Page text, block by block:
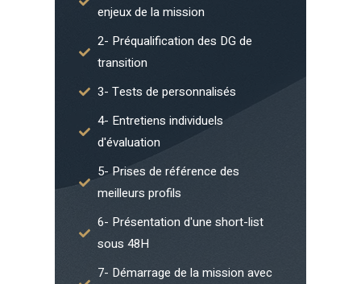
enjeux de la mission
2- Préqualification des DG de
transition
3- Tests de personnalisés
4- Entretiens individuels
d'évaluation
5- Prises de référence des
meilleurs profils
6- Présentation d'une short-list
sous 48H
7- Démarrage de la mission avec